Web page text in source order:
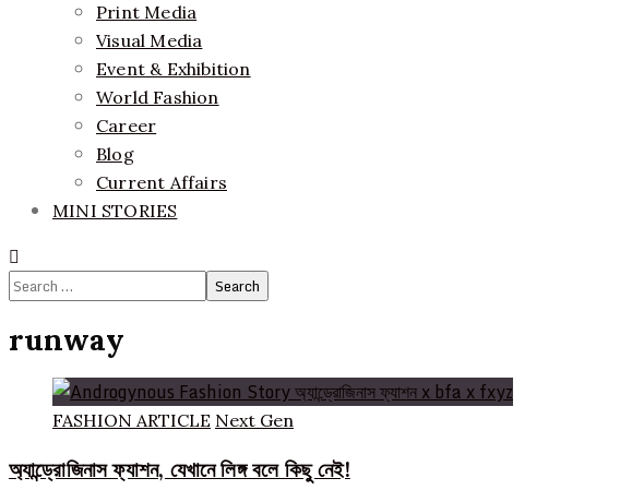
Print Media
Visual Media
Event & Exhibition
World Fashion
Career
Blog
Current Affairs
MINI STORIES
Search
runway
FASHION ARTICLE Next Gen
অ্যান্ড্রোজিনাস ফ্যাশন, যেখানে লিঙ্গ বলে কিছু নেই!